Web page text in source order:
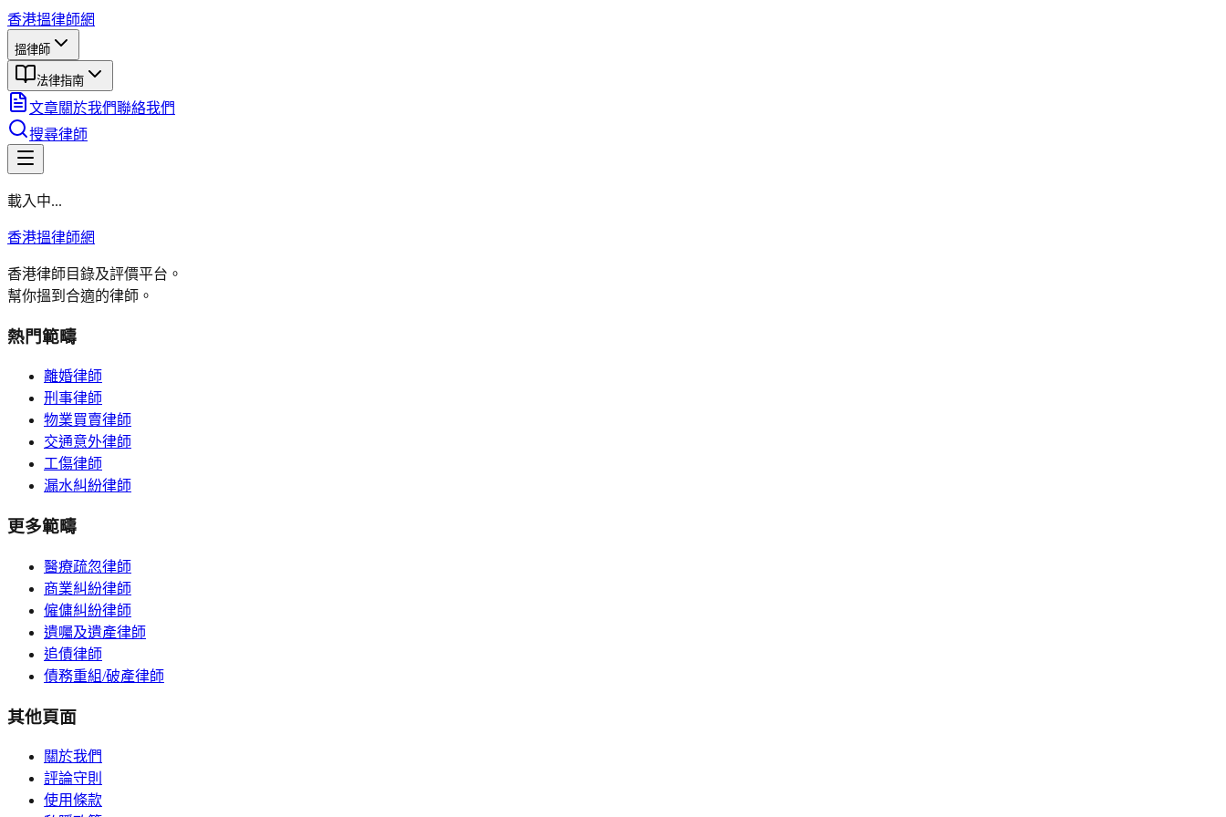
香港搵律師網
搵律師
法律指南
文章關於我們聯絡我們
搜尋律師
載入中...
香港搵律師網
香港律師目錄及評價平台。
幫你搵到合適的律師。
熱門範疇
離婚律師
刑事律師
物業買賣律師
交通意外律師
工傷律師
漏水糾紛律師
更多範疇
醫療疏忽律師
商業糾紛律師
僱傭糾紛律師
遺囑及遺產律師
追債律師
債務重組/破產律師
其他頁面
關於我們
評論守則
使用條款